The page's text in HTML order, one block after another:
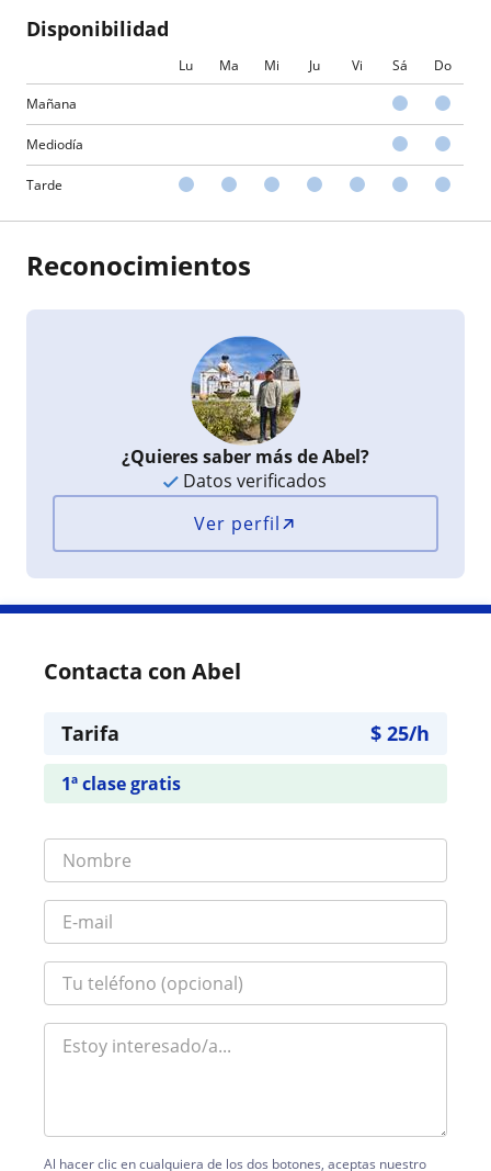
Disponibilidad
Lu Ma Mi Ju Vi Sá Do
Mañana
Mediodía
Tarde
Reconocimientos
¿Quieres saber más de Abel?
Datos verificados
Ver perfil
Contacta con Abel
Tarifa $ 25/h
1ª clase gratis
Al hacer clic en cualquiera de los dos botones, aceptas nuestro